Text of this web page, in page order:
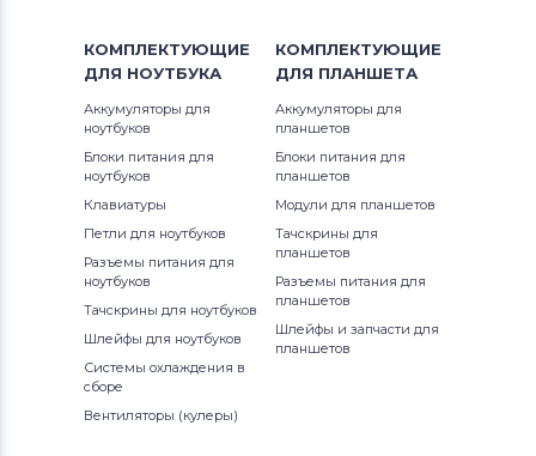
КлавиатурыFujitsu-Siemens
Клавиатуры
Клавиатуры Roverbook
КлавиатурыToshiba
Клавиатуры
КлавиатурыУниверсальный
Клавиатуры
КОМПЛЕКТУЮЩИЕ
ДЛЯ НОУТБУКА
Аккумуляторы для
ноутбуков
Блоки питания для
ноутбуков
Клавиатуры
Петли для ноутбуков
Разъемы питания для
ноутбуков
Тачскрины для ноутбуков
Шлейфы для ноутбуков
Системы охлаждения в
сборе
Вентиляторы (кулеры)
КОМПЛЕКТУЮЩИЕ
ДЛЯ ПЛАНШЕТА
Аккумуляторы для
планшетов
Блоки питания для
планшетов
Модули для планшетов
Тачскрины для
планшетов
Разъемы питания для
планшетов
Шлейфы и запчасти для
планшетов